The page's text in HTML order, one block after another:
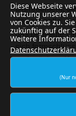
Drehmoment,
das schnelle,
das benötigte
sich
und präzisen
DIE
Diese Webseite
Nutzung unserer
von Cookies zu.
zukünftig auf der
Weitere
(Nur